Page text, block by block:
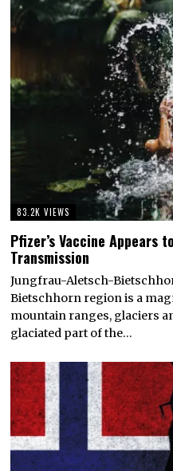
83.2K VIEWS
Pfizer’s Vaccine Appears
Transmission
Jungfrau-Aletsch-
Bietschhorn region is a
mountain ranges, glaciers
glaciated part of the…